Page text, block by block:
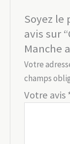
Soyez le
avis sur
Manche
Votre
champs
Votre avis